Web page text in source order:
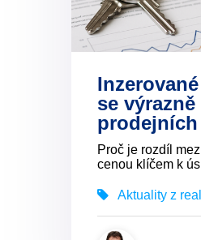
se
prodejních
Proč je rozdíl
cenou klíčem k
Aktuality z